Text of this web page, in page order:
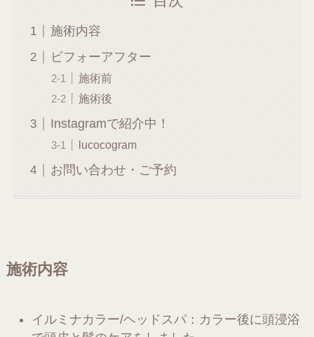
施術内容
ビフォーアフター
施術前
施術後
Instagramで紹介中！
lucocogram
お問い合わせ・ご予約
施術内容
イルミナカラー/ヘッドスパ：カラー後に頭浸浴